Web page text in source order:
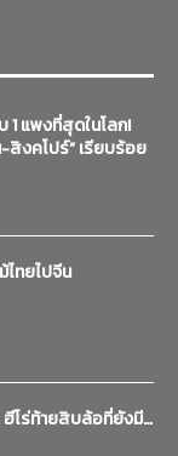
1 แพงที่สุดในโลก!
สิงคโปร์” เรียบร้อย
ไทยไปจีน
ฮีโร่ท้ายสิบล้อที่ยังมี…